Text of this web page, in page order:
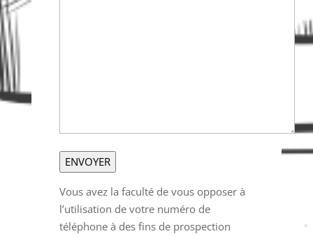
Vous avez la faculté de vous opposer à
l’utilisation de votre numéro de
téléphone à des fins de prospection